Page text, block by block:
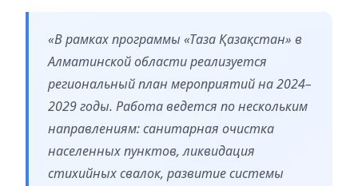
«В рамках программы «Таза Қазақстан» в
Алматинской области реализуется
региональный план мероприятий на 2024–
2029 годы. Работа ведется по нескольким
направлениям: санитарная очистка
населенных пунктов, ликвидация
стихийных свалок, развитие системы